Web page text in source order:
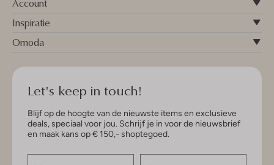
Account
Inspiratie
Omoda
Let's keep in touch!
Blijf op de hoogte van de nieuwste items en exclusieve
deals, speciaal voor jou. Schrijf je in voor de nieuwsbrief
en maak kans op € 150,- shoptegoed.